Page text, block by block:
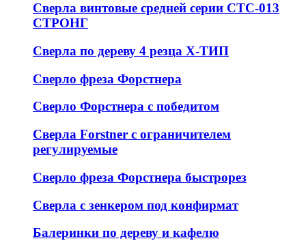
Сверла винтовые средней серии СТС-013
СТРОНГ
Сверла по дереву 4 резца Х-ТИП
Сверло фреза Форстнера
Сверло Форстнера с победитом
Сверла Forstner с ограничителем
регулируемые
Сверло фреза Форстнера быстрорез
Сверла с зенкером под конфирмат
Балеринки по дереву и кафелю